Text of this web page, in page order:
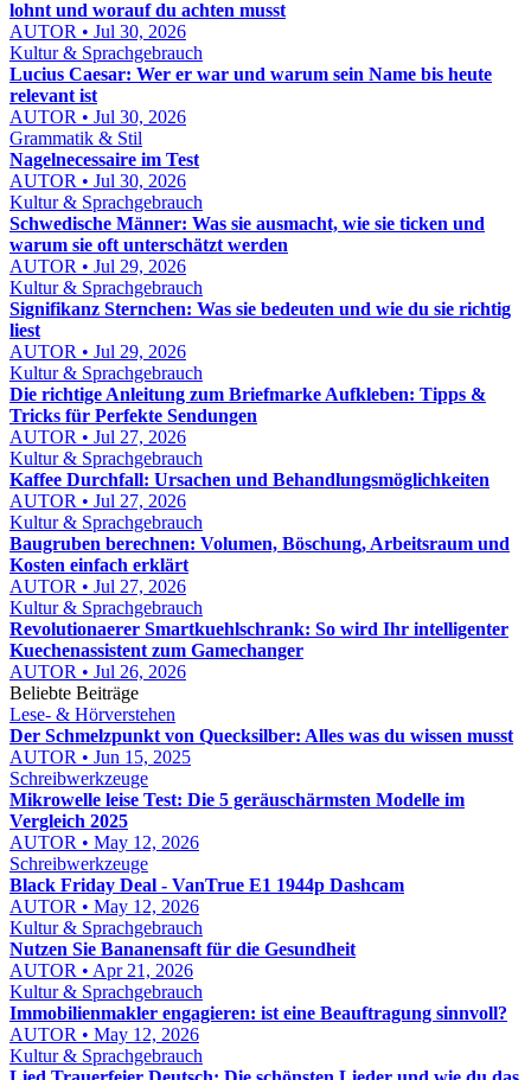
lohnt und worauf du achten musst
AUTOR • Jul 30, 2026
Kultur & Sprachgebrauch
Lucius Caesar: Wer er war und warum sein Name bis heute
relevant ist
AUTOR • Jul 30, 2026
Grammatik & Stil
Nagelnecessaire im Test
AUTOR • Jul 30, 2026
Kultur & Sprachgebrauch
Schwedische Männer: Was sie ausmacht, wie sie ticken und
warum sie oft unterschätzt werden
AUTOR • Jul 29, 2026
Kultur & Sprachgebrauch
Signifikanz Sternchen: Was sie bedeuten und wie du sie richtig
liest
AUTOR • Jul 29, 2026
Kultur & Sprachgebrauch
Die richtige Anleitung zum Briefmarke Aufkleben: Tipps &
Tricks für Perfekte Sendungen
AUTOR • Jul 27, 2026
Kultur & Sprachgebrauch
Kaffee Durchfall: Ursachen und Behandlungsmöglichkeiten
AUTOR • Jul 27, 2026
Kultur & Sprachgebrauch
Baugruben berechnen: Volumen, Böschung, Arbeitsraum und
Kosten einfach erklärt
AUTOR • Jul 27, 2026
Kultur & Sprachgebrauch
Revolutionaerer Smartkuehlschrank: So wird Ihr intelligenter
Kuechenassistent zum Gamechanger
AUTOR • Jul 26, 2026
Beliebte Beiträge
Lese- & Hörverstehen
Der Schmelzpunkt von Quecksilber: Alles was du wissen musst
AUTOR • Jun 15, 2025
Schreibwerkzeuge
Mikrowelle leise Test: Die 5 geräuschärmsten Modelle im
Vergleich 2025
AUTOR • May 12, 2026
Schreibwerkzeuge
Black Friday Deal - VanTrue E1 1944p Dashcam
AUTOR • May 12, 2026
Kultur & Sprachgebrauch
Nutzen Sie Bananensaft für die Gesundheit
AUTOR • Apr 21, 2026
Kultur & Sprachgebrauch
Immobilienmakler engagieren: ist eine Beauftragung sinnvoll?
AUTOR • May 12, 2026
Kultur & Sprachgebrauch